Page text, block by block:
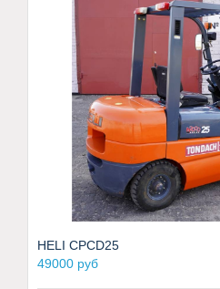
HELI CPCD25
49000 руб